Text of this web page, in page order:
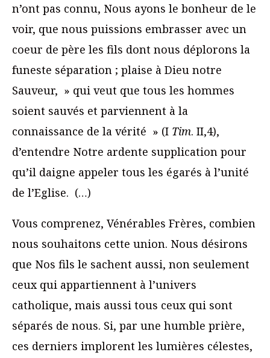
n’ont pas connu, Nous ayons le bonheur de le
voir, que nous puissions embrasser avec un
coeur de père les fils dont nous déplorons la
funeste séparation ; plaise à Dieu notre
Sauveur, » qui veut que tous les hommes
soient sauvés et parviennent à la
connaissance de la vérité » (I Tim. II,4),
d’entendre Notre ardente supplication pour
qu’il daigne appeler tous les égarés à l’unité
de l’Eglise. (…)
Vous comprenez, Vénérables Frères, combien
nous souhaitons cette union. Nous désirons
que Nos fils le sachent aussi, non seulement
ceux qui appartiennent à l’univers
catholique, mais aussi tous ceux qui sont
séparés de nous. Si, par une humble prière,
ces derniers implorent les lumières célestes,